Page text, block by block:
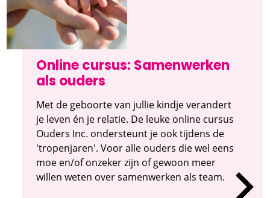
Online cursus: Samenwerken
als ouders
Met de geboorte van jullie kindje verandert
je leven én je relatie. De leuke online cursus
Ouders Inc. ondersteunt je ook tijdens de
'tropenjaren'. Voor alle ouders die wel eens
moe en/of onzeker zijn of gewoon meer
willen weten over samenwerken als team.